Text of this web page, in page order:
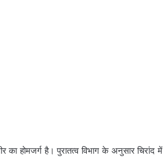
होमजर्ग है। पुरातत्व विभाग के अनुसार चिरांद में